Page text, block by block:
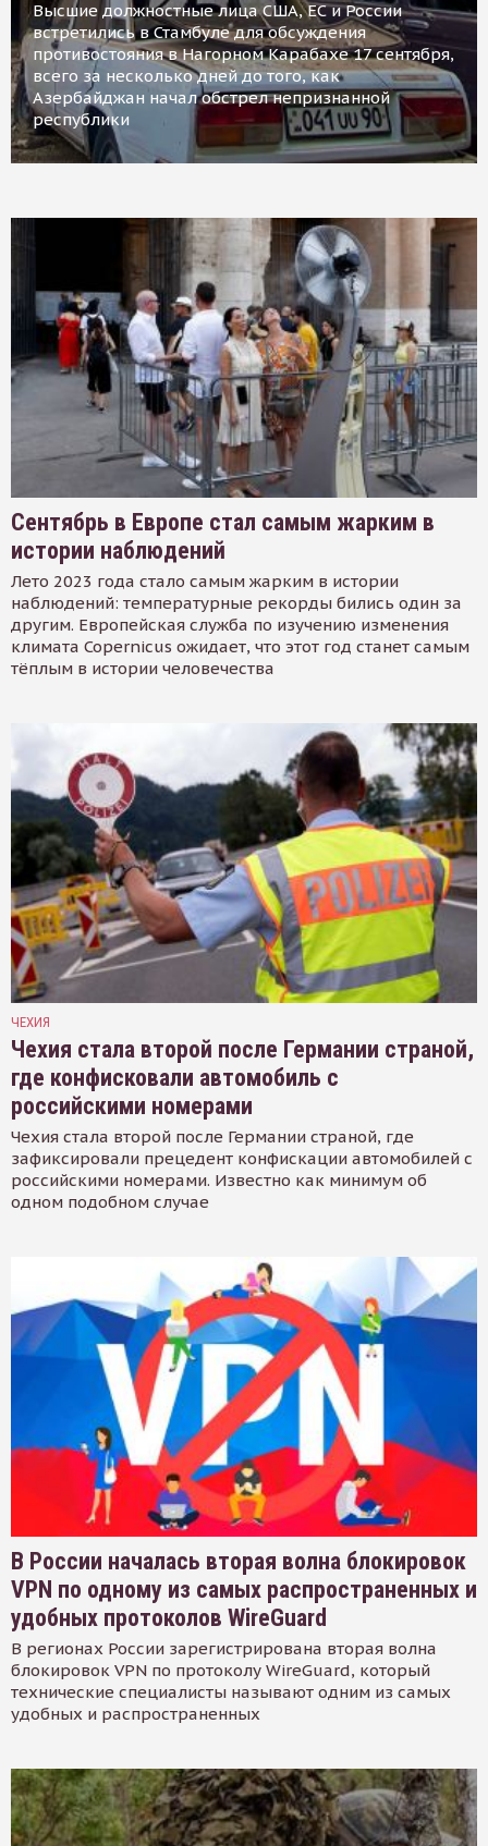
Высшие должностные лица США, ЕС и России
встретились в Стамбуле для обсуждения
противостояния в Нагорном Карабахе 17 сентября,
всего за несколько дней до того, как
Азербайджан начал обстрел непризнанной
республики
Сентябрь в Европе стал самым жарким в
истории наблюдений
Лето 2023 года стало самым жарким в истории
наблюдений: температурные рекорды бились один за
другим. Европейская служба по изучению изменения
климата Copernicus ожидает, что этот год станет самым
тёплым в истории человечества
ЧЕХИЯ
Чехия стала второй после Германии страной,
где конфисковали автомобиль с
российскими номерами
Чехия стала второй после Германии страной, где
зафиксировали прецедент конфискации автомобилей с
российскими номерами. Известно как минимум об
одном подобном случае
В России началась вторая волна блокировок
VPN по одному из самых распространенных и
удобных протоколов WireGuard
В регионах России зарегистрирована вторая волна
блокировок VPN по протоколу WireGuard, который
технические специалисты называют одним из самых
удобных и распространенных